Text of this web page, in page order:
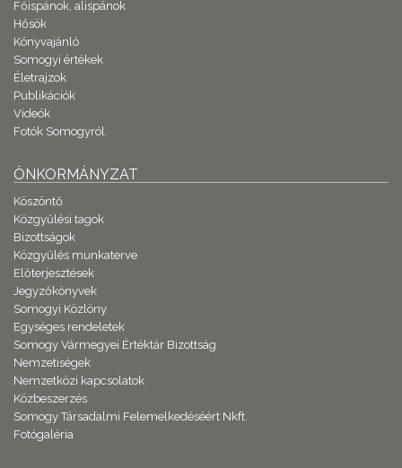
Főispánok, alispánok
Hősök
Könyvajánló
Somogyi értékek
Életrajzok
Publikációk
Videók
Fotók Somogyról
ÖNKORMÁNYZAT
Köszöntő
Közgyűlési tagok
Bizottságok
Közgyűlés munkaterve
Előterjesztések
Jegyzőkönyvek
Somogyi Közlöny
Egységes rendeletek
Somogy Vármegyei Értéktár Bizottság
Nemzetiségek
Nemzetközi kapcsolatok
Közbeszerzés
Somogy Társadalmi Felemelkedéséért Nkft.
Fotógaléria